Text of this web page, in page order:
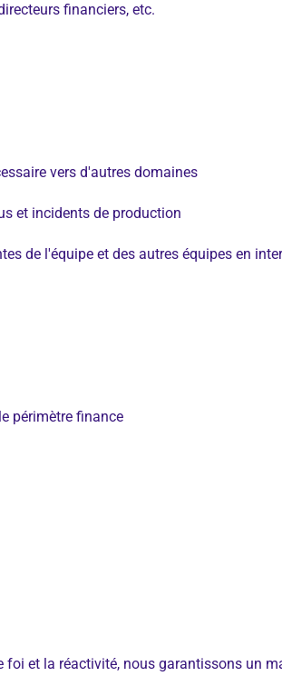
financiers, etc.
vers d'autres domaines
et incidents de production
de l'équipe et des autres équipes en
périmètre finance
foi et la réactivité, nous garantissons un